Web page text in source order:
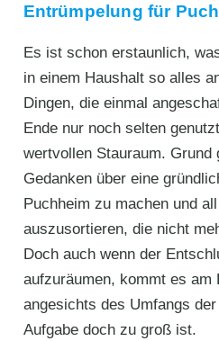
Entrümpelung für
Es ist schon erstaunlich,
in einem Haushalt so alles
Dingen, die einmal
Ende nur noch selten
wertvollen Stauraum. Grund
Gedanken über eine
Puchheim zu machen und
auszusortieren, die nicht
Doch auch wenn der
aufzuräumen, kommt es am
angesichts des Umfangs
Aufgabe doch zu groß ist.